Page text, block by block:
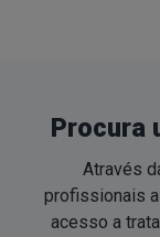
Procura
Através
profissionais
acesso a